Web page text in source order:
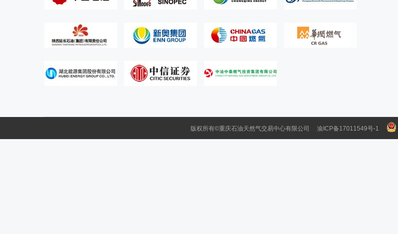
版权所有©重庆石油天然气交易中心有限公司 渝ICP备17011549号-1